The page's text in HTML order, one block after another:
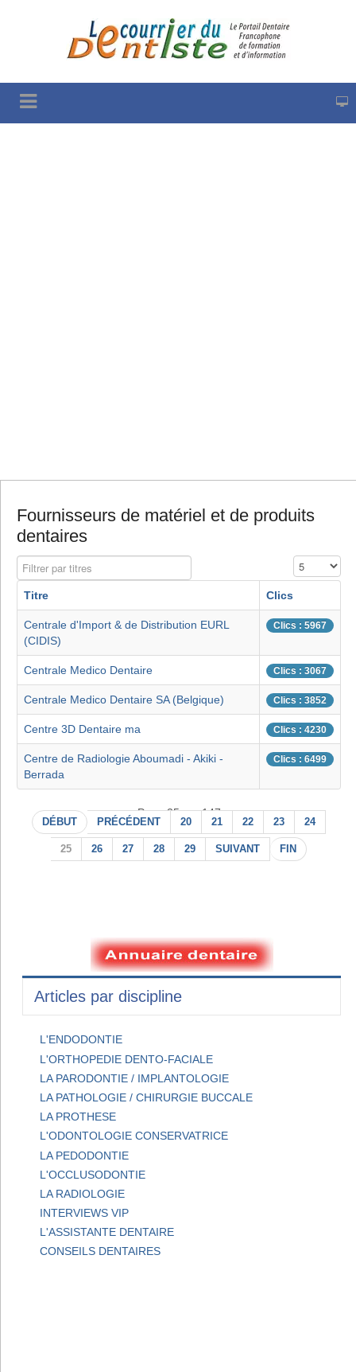
Fournisseurs de matériel et de produits
dentaires
Filtrer par titres Affichage #
Titre Clics
Centrale d'Import & de Distribution EURL
(CIDIS)
Clics : 5967
Centrale Medico Dentaire Clics : 3067
Centrale Medico Dentaire SA (Belgique) Clics : 3852
Centre 3D Dentaire ma Clics : 4230
Centre de Radiologie Aboumadi - Akiki -
Berrada
Clics : 6499
Page 25 sur 147
DÉBUT PRÉCÉDENT 20 21 22 23 24
25 26 27 28 29 SUIVANT FIN
Articles par discipline
L'ENDODONTIE
L'ORTHOPEDIE DENTO-FACIALE
LA PARODONTIE / IMPLANTOLOGIE
LA PATHOLOGIE / CHIRURGIE BUCCALE
LA PROTHESE
L'ODONTOLOGIE CONSERVATRICE
LA PEDODONTIE
L'OCCLUSODONTIE
LA RADIOLOGIE
INTERVIEWS VIP
L'ASSISTANTE DENTAIRE
CONSEILS DENTAIRES